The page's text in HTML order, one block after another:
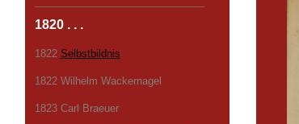
1820 . . .
1822 Selbstbildnis
1822 Wilhelm Wackernagel
1823 Carl Braeuer